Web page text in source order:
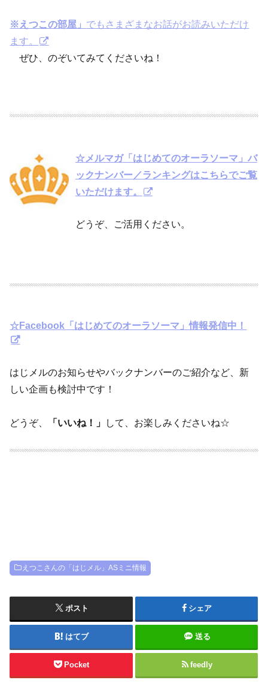
※えつこの部屋」 でもさまざまなお話がお読みいただけ
ます。
ぜひ、のぞいてみてくださいね！
☆メルマガ「はじめてのオーラソーマ」バ
ックナンバー／ランキングはこちらでご覧
いただけます。
どうぞ、ご活用ください。
☆Facebook「はじめてのオーラソーマ」情報発信中！
はじメルのお知らせやバックナンバーのご紹介など、新
しい企画も検討中です！
どうぞ、 「いいね！」 して、お楽しみくださいね☆
えつこさんの「はじメル」ASミニ情報
ポスト シェア
はてブ 送る
Pocket feedly